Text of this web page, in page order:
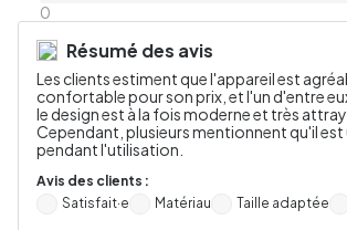
0
Résumé des avis
Les clients estiment que l'appareil est
confortable pour son prix, et l'un d'entre
le design est à la fois moderne et très
Cependant, plusieurs mentionnent qu'il est
pendant l'utilisation.
Avis des clients :
Satisfait·e
Matériau Taille adaptée